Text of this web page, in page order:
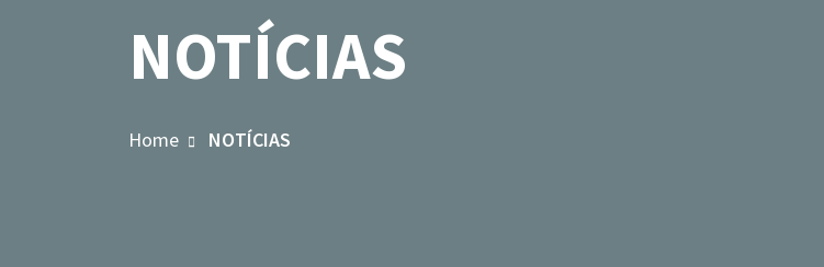
NOTÍCIAS
Home NOTÍCIAS